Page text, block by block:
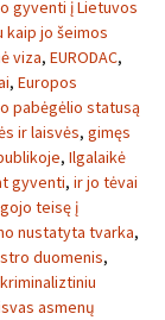
gyventi į Lietuvos
kaip jo šeimos
viza, EURODAC,
, Europos
pabėgėlio statusą
ir laisvės, gimęs
, Ilgalaikė
gyventi, ir jo tėvai
teisę į
nustatyta tvarka,
duomenis,
kriminaliztiniu
asmenų